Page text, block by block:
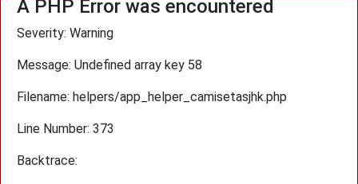
A PHP Error was encountered
Severity: Warning
Message: Undefined array key 58
Filename: helpers/app_helper_camisetasjhk.php
Line Number: 373
Backtrace: